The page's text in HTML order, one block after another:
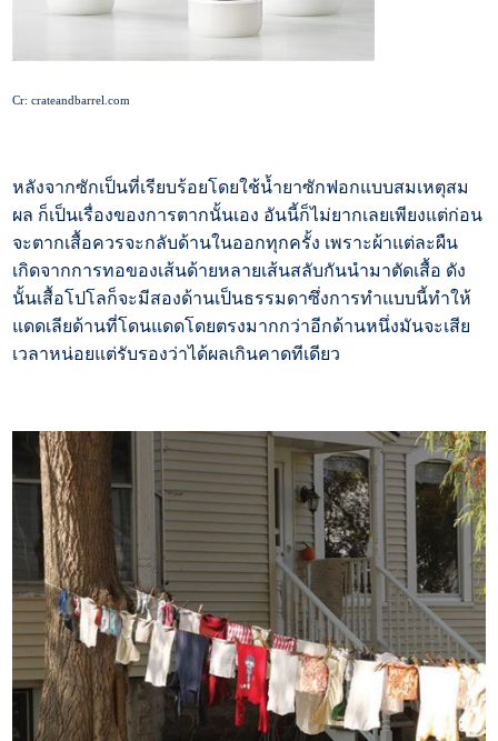
Cr: crateandbarrel.com
หลังจากซักเป็นที่เรียบร้อยโดยใช้น้ำยาซักฟอกแบบสมเหตุสม
ผล ก็เป็นเรื่องของการตากนั้นเอง อันนี้ก็ไม่ยากเลยเพียงแต่ก่อน
จะตากเสื้อควรจะกลับด้านในออกทุกครั้ง เพราะผ้าแต่ละผืน
เกิดจากการทอของเส้นด้ายหลายเส้นสลับกันนำมาตัดเสื้อ ดัง
นั้นเสื้อโปโลก็จะมีสองด้านเป็นธรรมดาซึ่งการทำแบบนี้ทำให้
แดดเลียด้านที่โดนแดดโดยตรงมากกว่าอีกด้านหนึ่งมันจะเสีย
เวลาหน่อยแต่รับรองว่าได้ผลเกินคาดทีเดียว